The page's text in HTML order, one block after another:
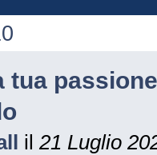
tua
il 21 Luglio